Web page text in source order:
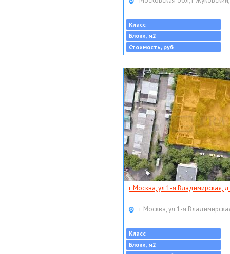
Класс
Блоки, м2
Стоимость, руб
г Москва, ул 1-я Владимирская, д
г Москва, ул 1-я
Класс
Блоки, м2